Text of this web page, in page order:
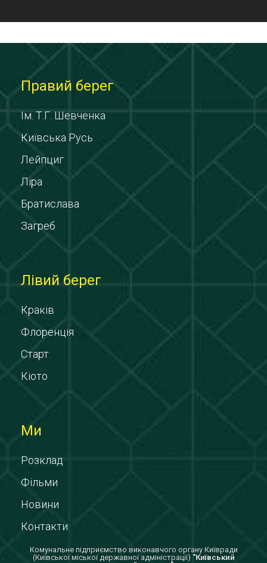
Правий берег
Ім. Т.Г. Шевченка
Київська Русь
Лейпциг
Ліра
Братислава
Загреб
Лівий берег
Краків
Флоренція
Старт
Кіото
Ми
Розклад
Фільми
Новини
Контакти
Комунальне підприємство виконавчого органу Київради
(Київської міської державної адміністрації) "Київський